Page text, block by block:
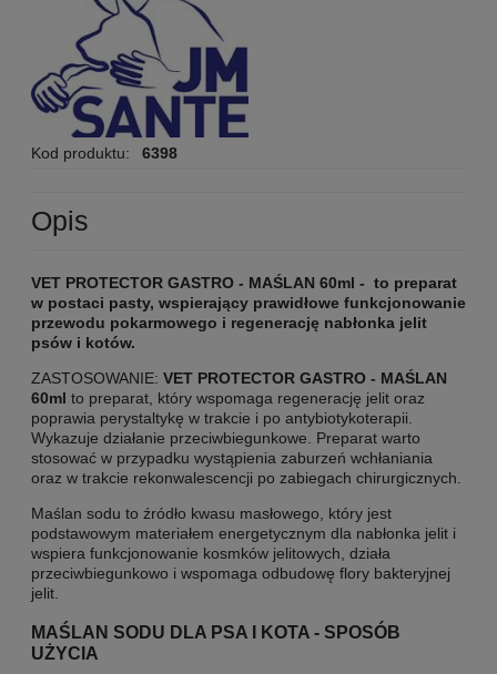
Kod produktu: 6398
Opis
VET PROTECTOR GASTRO - MAŚLAN 60ml - to preparat
w postaci pasty, wspierający prawidłowe funkcjonowanie
przewodu pokarmowego i regenerację nabłonka jelit
psów i kotów.
ZASTOSOWANIE: VET PROTECTOR GASTRO - MAŚLAN
60ml to preparat, który wspomaga regenerację jelit oraz
poprawia perystaltykę w trakcie i po antybiotykoterapii.
Wykazuje działanie przeciwbiegunkowe. Preparat warto
stosować w przypadku wystąpienia zaburzeń wchłaniania
oraz w trakcie rekonwalescencji po zabiegach chirurgicznych.
Maślan sodu to źródło kwasu masłowego, który jest
podstawowym materiałem energetycznym dla nabłonka jelit i
wspiera funkcjonowanie kosmków jelitowych, działa
przeciwbiegunkowo i wspomaga odbudowę flory bakteryjnej
jelit.
MAŚLAN SODU DLA PSA I KOTA - SPOSÓB
UŻYCIA